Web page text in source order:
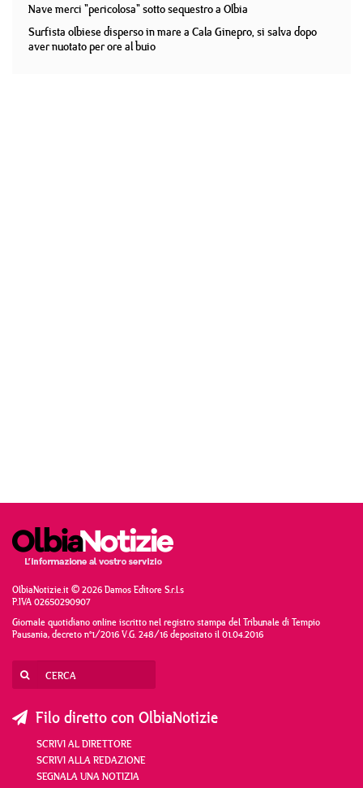
Nave merci "pericolosa" sotto sequestro a Olbia
Surfista olbiese disperso in mare a Cala Ginepro, si salva dopo
aver nuotato per ore al buio
OlbiaNotizie.it © 2026 Damos Editore S.r.l.s
P.IVA 02650290907
Giornale quotidiano online iscritto nel registro stampa del Tribunale di Tempio
Pausania, decreto n°1/2016 V.G. 248/16 depositato il 01.04.2016
Filo diretto con OlbiaNotizie
SCRIVI AL DIRETTORE
SCRIVI ALLA REDAZIONE
SEGNALA UNA NOTIZIA